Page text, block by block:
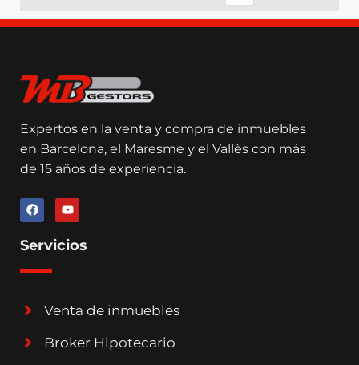
Expertos en la venta y compra de inmuebles
en Barcelona, el Maresme y el Vallès con más
de 15 años de experiencia.
Servicios
Venta de inmuebles
Broker Hipotecario